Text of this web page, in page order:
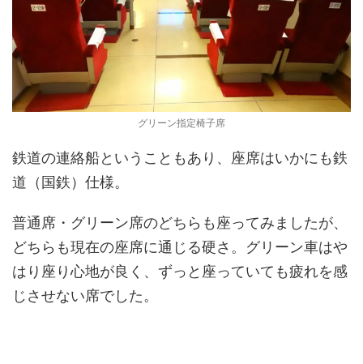
グリーン指定椅子席
鉄道の連絡船ということもあり、座席はいかにも鉄
道（国鉄）仕様。
普通席・グリーン席のどちらも座ってみましたが、
どちらも現在の座席に通じる硬さ。グリーン車はや
はり座り心地が良く、ずっと座っていても疲れを感
じさせない席でした。